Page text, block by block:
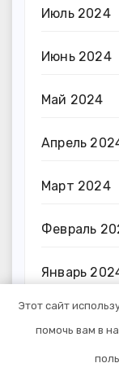
Июль 2024
Июнь 2024
Май 2024
Апрель
Март 2024
Февраль
Январь
Декабрь
Ноябрь
Этот сайт
помочь вам в